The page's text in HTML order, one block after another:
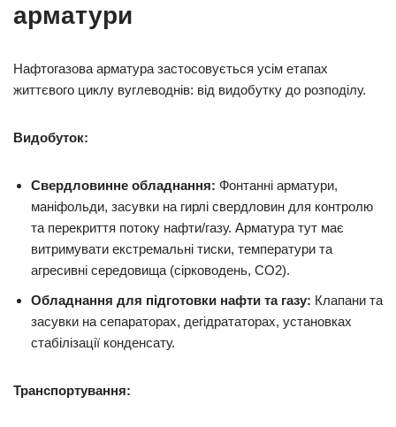
арматури
Нафтогазова арматура застосовується усім етапах
життєвого циклу вуглеводнів: від видобутку до розподілу.
Видобуток:
Свердловинне обладнання: Фонтанні арматури,
маніфольди, засувки на гирлі свердловин для контролю
та перекриття потоку нафти/газу. Арматура тут має
витримувати екстремальні тиски, температури та
агресивні середовища (сірководень, CO2).
Обладнання для підготовки нафти та газу: Клапани та
засувки на сепараторах, дегідрататорах, установках
стабілізації конденсату.
Транспортування: